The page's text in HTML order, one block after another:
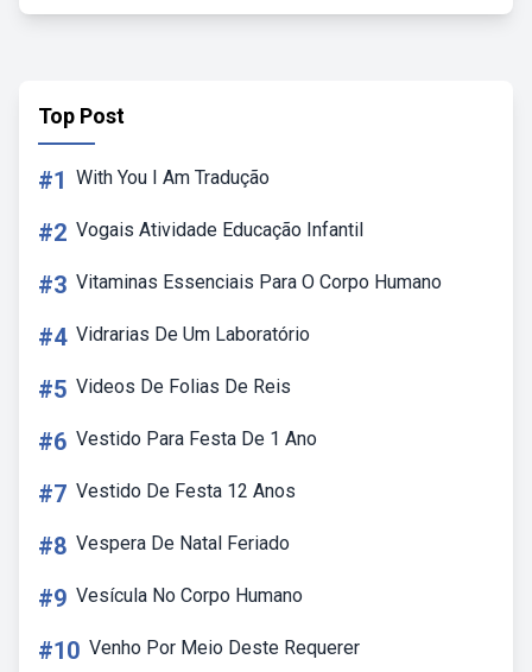
Top Post
#1 With You I Am Tradução
#2 Vogais Atividade Educação Infantil
#3 Vitaminas Essenciais Para O Corpo Humano
#4 Vidrarias De Um Laboratório
#5 Videos De Folias De Reis
#6 Vestido Para Festa De 1 Ano
#7 Vestido De Festa 12 Anos
#8 Vespera De Natal Feriado
#9 Vesícula No Corpo Humano
#10 Venho Por Meio Deste Requerer